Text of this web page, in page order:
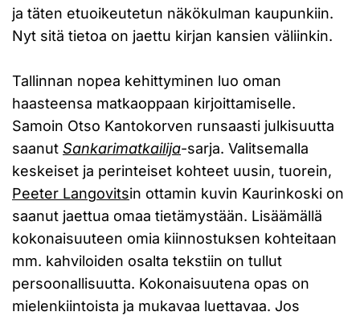
ja täten etuoikeutetun näkökulman kaupunkiin.
Nyt sitä tietoa on jaettu kirjan kansien väliinkin.
Tallinnan nopea kehittyminen luo oman
haasteensa matkaoppaan kirjoittamiselle.
Samoin Otso Kantokorven runsaasti julkisuutta
saanut Sankarimatkailija-sarja. Valitsemalla
keskeiset ja perinteiset kohteet uusin, tuorein,
Peeter Langovitsin ottamin kuvin Kaurinkoski on
saanut jaettua omaa tietämystään. Lisäämällä
kokonaisuuteen omia kiinnostuksen kohteitaan
mm. kahviloiden osalta tekstiin on tullut
persoonallisuutta. Kokonaisuutena opas on
mielenkiintoista ja mukavaa luettavaa. Jos